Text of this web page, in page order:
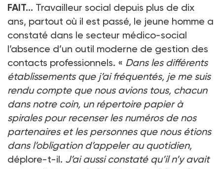
FAIT… Travailleur social depuis plus de dix
ans, partout où il est passé, le jeune homme a
constaté dans le secteur médico-social
l’absence d’un outil moderne de gestion des
contacts professionnels. « Dans les différents
établissements que j’ai fréquentés, je me suis
rendu compte que nous avions tous, chacun
dans notre coin, un répertoire papier à
spirales pour recenser les numéros de nos
partenaires et les personnes que nous étions
dans l’obligation d’appeler au quotidien,
déplore-t-il. J’ai aussi constaté qu’il n’y avait